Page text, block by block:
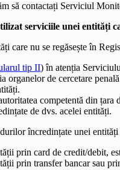
să contactați Serviciul
serviciile unei entități
care nu se regăsește în
tip II) în atenția
organelor de cercetare
competentă din
de dvs. acelei entități.
încredințate unei
prin card de credit/debit,
prin transfer bancar sau